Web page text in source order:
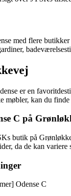
med flere
er en
møbler, kan du finde
C på
butik på
da de kan
Odense C